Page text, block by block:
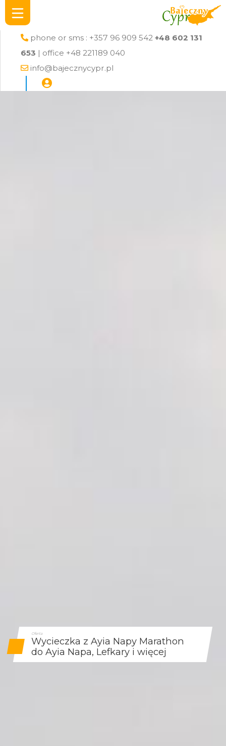
phone or sms : +357 96 909 542 +48 602 131
653 | office +48 221189 040
info@bajecznycypr.pl
Oferta
Wycieczka z Ayia Napy Marathon
do Ayia Napa, Lefkary i więcej